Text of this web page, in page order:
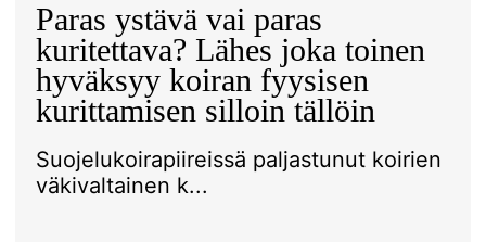
Paras ystävä vai paras
kuritettava? Lähes joka toinen
hyväksyy koiran fyysisen
kurittamisen silloin tällöin
Suojelukoirapiireissä paljastunut koirien
väkivaltainen k...